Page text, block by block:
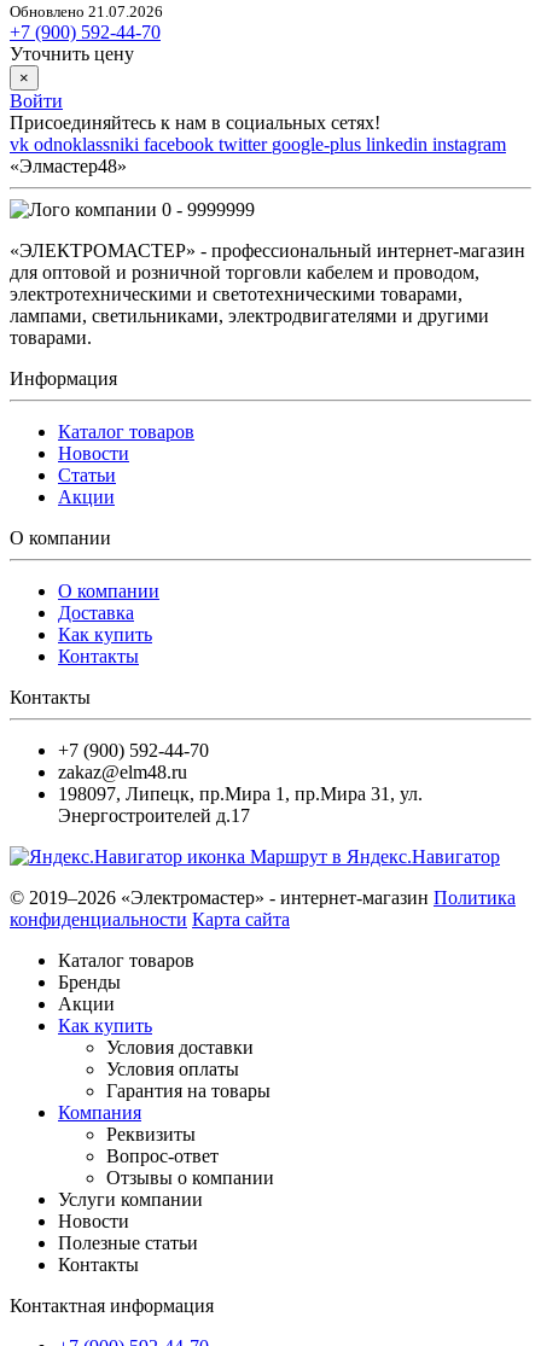
Обновлено 21.07.2026
+7 (900) 592-44-70
Уточнить цену
×
Войти
Присоединяйтесь к нам в социальных сетях!
vk odnoklassniki facebook twitter google-plus linkedin instagram
«Элмастер48»
0 - 9999999
«ЭЛЕКТРОМАСТЕР» - профессиональный интернет-магазин
для оптовой и розничной торговли кабелем и проводом,
электротехническими и светотехническими товарами,
лампами, светильниками, электродвигателями и другими
товарами.
Информация
Каталог товаров
Новости
Статьи
Акции
О компании
О компании
Доставка
Как купить
Контакты
Контакты
+7 (900) 592-44-70
zakaz@elm48.ru
198097, Липецк, пр.Мира 1, пр.Мира 31, ул.
Энергостроителей д.17
Маршрут в Яндекс.Навигатор
© 2019–2026 «Электромастер» - интернет-магазин Политика
конфиденциальности Карта сайта
Каталог товаров
Бренды
Акции
Как купить
Условия доставки
Условия оплаты
Гарантия на товары
Компания
Реквизиты
Вопрос-ответ
Отзывы о компании
Услуги компании
Новости
Полезные статьи
Контакты
Контактная информация